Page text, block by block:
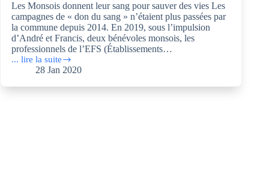
Les Monsois donnent leur sang pour sauver des vies Les
campagnes de « don du sang » n’étaient plus passées par
la commune depuis 2014. En 2019, sous l’impulsion
d’André et Francis, deux bénévoles monsois, les
professionnels de l’EFS (Établissements…
... lire la suite
Don
28 Jan 2020